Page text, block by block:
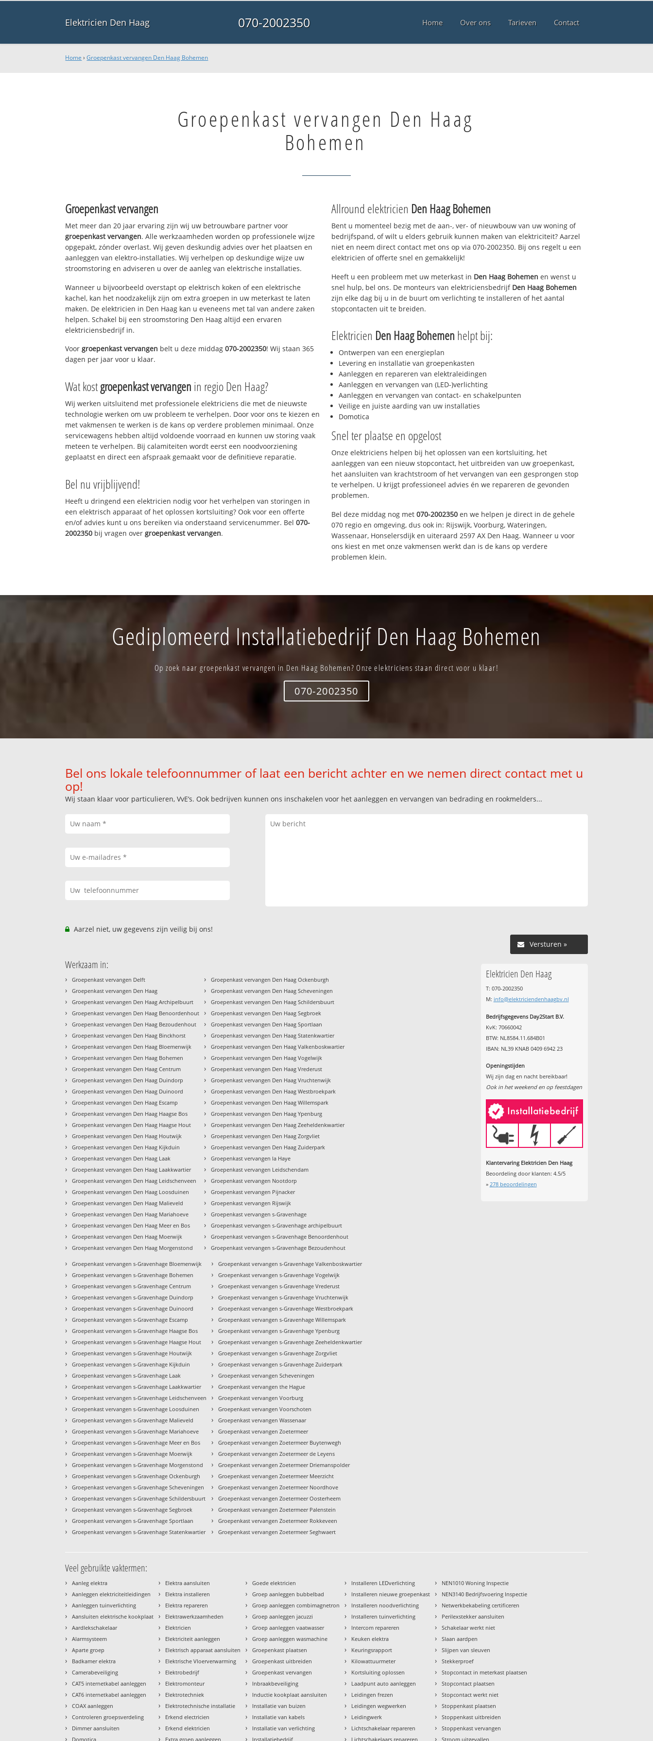
Elektricien Den Haag 070-2002350 Home Over ons Tarieven Contact
Home ›Groepenkast vervangen Den Haag Bohemen
Groepenkast vervangen Den Haag
Bohemen
Groepenkast vervangen
Met meer dan 20 jaar ervaring zijn wij uw betrouwbare partner voor
groepenkast vervangen. Alle werkzaamheden worden op professionele wijze
opgepakt, zónder overlast. Wij geven deskundig advies over het plaatsen en
aanleggen van elektro-installaties. Wij verhelpen op deskundige wijze uw
stroomstoring en adviseren u over de aanleg van elektrische installaties.
Wanneer u bijvoorbeeld overstapt op elektrisch koken of een elektrische
kachel, kan het noodzakelijk zijn om extra groepen in uw meterkast te laten
maken. De elektricien in Den Haag kan u eveneens met tal van andere zaken
helpen. Schakel bij een stroomstoring Den Haag altijd een ervaren
elektriciensbedrijf in.
Voorgroepenkast vervangen belt u deze middag070-2002350! Wij staan 365
dagen per jaar voor u klaar.
Wat kostgroepenkast vervangen in regio Den Haag?
Wij werken uitsluitend met professionele elektriciens die met de nieuwste
technologie werken om uw probleem te verhelpen. Door voor ons te kiezen en
met vakmensen te werken is de kans op verdere problemen minimaal. Onze
servicewagens hebben altijd voldoende voorraad en kunnen uw storing vaak
meteen te verhelpen. Bij calamiteiten wordt eerst een noodvoorziening
geplaatst en direct een afspraak gemaakt voor de definitieve reparatie.
Bel nu vrijblijvend!
Heeft u dringend een elektricien nodig voor het verhelpen van storingen in
een elektrisch apparaat of het oplossen kortsluiting? Ook voor een offerte
en/of advies kunt u ons bereiken via onderstaand servicenummer. Bel070-
2002350 bij vragen overgroepenkast vervangen.
Allround elektricien Den Haag Bohemen
Bent u momenteel bezig met de aan-, ver- of nieuwbouw van uw woning of
bedrijfspand, of wilt u elders gebruik kunnen maken van elektriciteit? Aarzel
niet en neem direct contact met ons op via 070-2002350. Bij ons regelt u een
elektricien of offerte snel en gemakkelijk!
Heeft u een probleem met uw meterkast in Den Haag Bohemen en wenst u
snel hulp, bel ons. De monteurs van elektriciensbedrijf Den Haag Bohemen
zijn elke dag bij u in de buurt om verlichting te installeren of het aantal
stopcontacten uit te breiden.
Elektricien Den Haag Bohemen helpt bij:
Ontwerpen van een energieplan
Levering en installatie van groepenkasten
Aanleggen en repareren van elektraleidingen
Aanleggen en vervangen van (LED-)verlichting
Aanleggen en vervangen van contact- en schakelpunten
Veilige en juiste aarding van uw installaties
Domotica
Snel ter plaatse en opgelost
Onze elektriciens helpen bij het oplossen van een kortsluiting, het
aanleggen van een nieuw stopcontact, het uitbreiden van uw groepenkast,
het aansluiten van krachtstroom of het vervangen van een gesprongen stop
te verhelpen. U krijgt professioneel advies én we repareren de gevonden
problemen.
Bel deze middag nog met 070-2002350 en we helpen je direct in de gehele
070 regio en omgeving, dus ook in: Rijswijk, Voorburg, Wateringen,
Wassenaar, Honselersdijk en uiteraard 2597 AX Den Haag. Wanneer u voor
ons kiest en met onze vakmensen werkt dan is de kans op verdere
problemen klein.
Gediplomeerd Installatiebedrijf Den Haag Bohemen
Op zoek naar groepenkast vervangen in Den Haag Bohemen? Onze elektriciens staan direct voor u klaar!
070-2002350
Bel ons lokale telefoonnummer of laat een bericht achter en we nemen direct contact met u
op!
Wij staan klaar voor particulieren, VvE’s. Ook bedrijven kunnen ons inschakelen voor het aanleggen en vervangen van bedrading en rookmelders...
Aarzel niet, uw gegevens zijn veilig bij ons!
Versturen »
Werkzaam in:
› Groepenkast vervangen Delft
› Groepenkast vervangen Den Haag
› Groepenkast vervangen Den Haag Archipelbuurt
› Groepenkast vervangen Den Haag Benoordenhout
› Groepenkast vervangen Den Haag Bezoudenhout
› Groepenkast vervangen Den Haag Binckhorst
› Groepenkast vervangen Den Haag Bloemenwijk
› Groepenkast vervangen Den Haag Bohemen
› Groepenkast vervangen Den Haag Centrum
› Groepenkast vervangen Den Haag Duindorp
› Groepenkast vervangen Den Haag Duinoord
› Groepenkast vervangen Den Haag Escamp
› Groepenkast vervangen Den Haag Haagse Bos
› Groepenkast vervangen Den Haag Haagse Hout
› Groepenkast vervangen Den Haag Houtwijk
› Groepenkast vervangen Den Haag Kijkduin
› Groepenkast vervangen Den Haag Laak
› Groepenkast vervangen Den Haag Laakkwartier
› Groepenkast vervangen Den Haag Leidschenveen
› Groepenkast vervangen Den Haag Loosduinen
› Groepenkast vervangen Den Haag Malieveld
› Groepenkast vervangen Den Haag Mariahoeve
› Groepenkast vervangen Den Haag Meer en Bos
› Groepenkast vervangen Den Haag Moerwijk
› Groepenkast vervangen Den Haag Morgenstond
› Groepenkast vervangen Den Haag Ockenburgh
› Groepenkast vervangen Den Haag Scheveningen
› Groepenkast vervangen Den Haag Schildersbuurt
› Groepenkast vervangen Den Haag Segbroek
› Groepenkast vervangen Den Haag Sportlaan
› Groepenkast vervangen Den Haag Statenkwartier
› Groepenkast vervangen Den Haag Valkenboskwartier
› Groepenkast vervangen Den Haag Vogelwijk
› Groepenkast vervangen Den Haag Vrederust
› Groepenkast vervangen Den Haag Vruchtenwijk
› Groepenkast vervangen Den Haag Westbroekpark
› Groepenkast vervangen Den Haag Willemspark
› Groepenkast vervangen Den Haag Ypenburg
› Groepenkast vervangen Den Haag Zeeheldenkwartier
› Groepenkast vervangen Den Haag Zorgvliet
› Groepenkast vervangen Den Haag Zuiderpark
› Groepenkast vervangen la Haye
› Groepenkast vervangen Leidschendam
› Groepenkast vervangen Nootdorp
› Groepenkast vervangen Pijnacker
› Groepenkast vervangen Rijswijk
› Groepenkast vervangen s-Gravenhage
› Groepenkast vervangen s-Gravenhage archipelbuurt
› Groepenkast vervangen s-Gravenhage Benoordenhout
› Groepenkast vervangen s-Gravenhage Bezoudenhout
› Groepenkast vervangen s-Gravenhage Bloemenwijk
› Groepenkast vervangen s-Gravenhage Bohemen
› Groepenkast vervangen s-Gravenhage Centrum
› Groepenkast vervangen s-Gravenhage Duindorp
› Groepenkast vervangen s-Gravenhage Duinoord
› Groepenkast vervangen s-Gravenhage Escamp
› Groepenkast vervangen s-Gravenhage Haagse Bos
› Groepenkast vervangen s-Gravenhage Haagse Hout
› Groepenkast vervangen s-Gravenhage Houtwijk
› Groepenkast vervangen s-Gravenhage Kijkduin
› Groepenkast vervangen s-Gravenhage Laak
› Groepenkast vervangen s-Gravenhage Laakkwartier
› Groepenkast vervangen s-Gravenhage Leidschenveen
› Groepenkast vervangen s-Gravenhage Loosduinen
› Groepenkast vervangen s-Gravenhage Malieveld
› Groepenkast vervangen s-Gravenhage Mariahoeve
› Groepenkast vervangen s-Gravenhage Meer en Bos
› Groepenkast vervangen s-Gravenhage Moerwijk
› Groepenkast vervangen s-Gravenhage Morgenstond
› Groepenkast vervangen s-Gravenhage Ockenburgh
› Groepenkast vervangen s-Gravenhage Scheveningen
› Groepenkast vervangen s-Gravenhage Schildersbuurt
› Groepenkast vervangen s-Gravenhage Segbroek
› Groepenkast vervangen s-Gravenhage Sportlaan
› Groepenkast vervangen s-Gravenhage Statenkwartier
› Groepenkast vervangen s-Gravenhage Valkenboskwartier
› Groepenkast vervangen s-Gravenhage Vogelwijk
› Groepenkast vervangen s-Gravenhage Vrederust
› Groepenkast vervangen s-Gravenhage Vruchtenwijk
› Groepenkast vervangen s-Gravenhage Westbroekpark
› Groepenkast vervangen s-Gravenhage Willemspark
› Groepenkast vervangen s-Gravenhage Ypenburg
› Groepenkast vervangen s-Gravenhage Zeeheldenkwartier
› Groepenkast vervangen s-Gravenhage Zorgvliet
› Groepenkast vervangen s-Gravenhage Zuiderpark
› Groepenkast vervangen Scheveningen
› Groepenkast vervangen the Hague
› Groepenkast vervangen Voorburg
› Groepenkast vervangen Voorschoten
› Groepenkast vervangen Wassenaar
› Groepenkast vervangen Zoetermeer
› Groepenkast vervangen Zoetermeer Buytenwegh
› Groepenkast vervangen Zoetermeer de Leyens
› Groepenkast vervangen Zoetermeer Driemanspolder
› Groepenkast vervangen Zoetermeer Meerzicht
› Groepenkast vervangen Zoetermeer Noordhove
› Groepenkast vervangen Zoetermeer Oosterheem
› Groepenkast vervangen Zoetermeer Palenstein
› Groepenkast vervangen Zoetermeer Rokkeveen
› Groepenkast vervangen Zoetermeer Seghwaert
Elektricien Den Haag
T: 070-2002350
M: info@elektriciendenhaagbv.nl
Bedrijfsgegevens Day2Start B.V.
KvK: 70660042
BTW: NL8584.11.684B01
IBAN: NL39 KNAB 0409 6942 23
Openingstijden
Wij zijn dag en nacht bereikbaar!
Ook in het weekend en op feestdagen
Klantervaring Elektricien Den Haag
Beoordeling door klanten: 4.5/5
» 278beoordelingen
Veel gebruikte vaktermen:
› Aanleg elektra
› Aanleggen elektriciteitleidingen
› Aanleggen tuinverlichting
› Aansluiten elektrische kookplaat
› Aardlekschakelaar
› Alarmsysteem
› Aparte groep
› Badkamer elektra
› Camerabeveiliging
› CAT5 internetkabel aanleggen
› CAT6 internetkabel aanleggen
› COAX aanleggen
› Controleren groepsverdeling
› Dimmer aansluiten
› Domotica
› Elektra aansluiten
› Elektra installeren
› Elektra repareren
› Elektrawerkzaamheden
› Elektricien
› Elektriciteit aanleggen
› Elektrisch apparaat aansluiten
› Elektrische Vloerverwarming
› Elektrobedrijf
› Elektromonteur
› Elektrotechniek
› Elektrotechnische installatie
› Erkend electricien
› Erkend elektricien
› Extra groep aanleggen
› Goede elektricien
› Groep aanleggen bubbelbad
› Groep aanleggen combimagnetron
› Groep aanleggen jacuzzi
› Groep aanleggen vaatwasser
› Groep aanleggen wasmachine
› Groepenkast plaatsen
› Groepenkast uitbreiden
› Groepenkast vervangen
› Inbraakbeveiliging
› Inductie kookplaat aansluiten
› Installatie van buizen
› Installatie van kabels
› Installatie van verlichting
› Installatiebedrijf
› Installeren LEDverlichting
› Installeren nieuwe groepenkast
› Installeren noodverlichting
› Installeren tuinverlichting
› Intercom repareren
› Keuken elektra
› Keuringsrapport
› Kilowattuurmeter
› Kortsluiting oplossen
› Laadpunt auto aanleggen
› Leidingen frezen
› Leidingen wegwerken
› Leidingwerk
› Lichtschakelaar repareren
› Lichtschakelaars repareren
› NEN1010 Woning Inspectie
› NEN3140 Bedrijfsvoering Inspectie
› Netwerkbekabeling certificeren
› Perilexstekker aansluiten
› Schakelaar werkt niet
› Slaan aardpen
› Slijpen van sleuven
› Stekkerproef
› Stopcontact in meterkast plaatsen
› Stopcontact plaatsen
› Stopcontact werkt niet
› Stoppenkast plaatsen
› Stoppenkast uitbreiden
› Stoppenkast vervangen
› Stroom uitgevallen